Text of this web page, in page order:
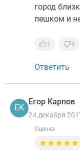
город
пешком и
1 0
Ответить
ЕК
Егор Карпов
24 декабря
Оценка